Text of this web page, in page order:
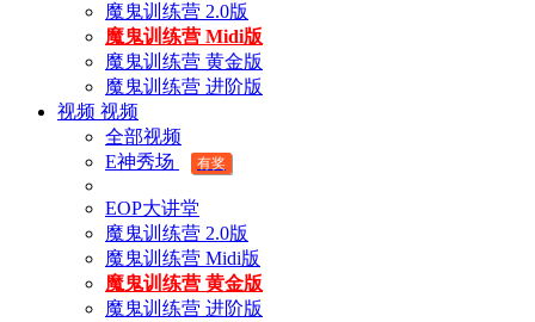
魔鬼训练营 2.0版
魔鬼训练营 Midi版
魔鬼训练营 黄金版
魔鬼训练营 进阶版
视频 视频
全部视频
E神秀场
有奖
EOP大讲堂
魔鬼训练营 2.0版
魔鬼训练营 Midi版
魔鬼训练营 黄金版
魔鬼训练营 进阶版